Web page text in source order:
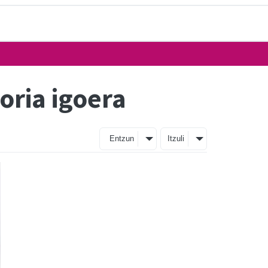
igoera
Entzun Itzuli